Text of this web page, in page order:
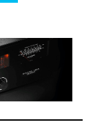
a
pronto em
legítimos